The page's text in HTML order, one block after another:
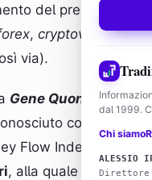
dal 1999.
Chi siamo
ALESSIO
Direttore
del prezzo di
, cryptovaluta,
via).
Gene Quong
e
come “
Flow Index rientra
, alla quale